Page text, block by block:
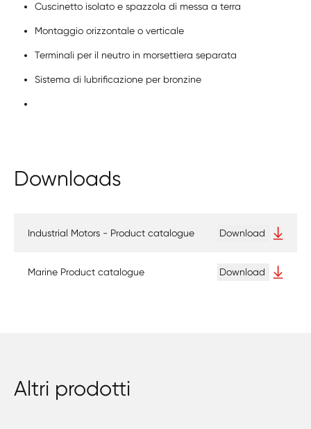
Cuscinetto isolato e spazzola di messa a terra
Montaggio orizzontale o verticale
Terminali per il neutro in morsettiera separata
Sistema di lubrificazione per bronzine
Downloads
Industrial Motors - Product catalogue Download
Marine Product catalogue Download
Altri prodotti